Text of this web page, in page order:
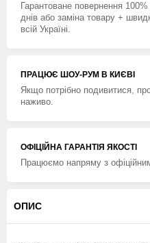
Гарантоване повернення
днів або заміна товару +
всій Україні.
ПРАЦЮЄ ШОУ-РУМ В КИЄВІ
Якщо потрібно подивитися,
наживо.
ОФІЦІЙНА ГАРАНТІЯ ЯКОСТІ
Працюємо напряму з
ОПИС